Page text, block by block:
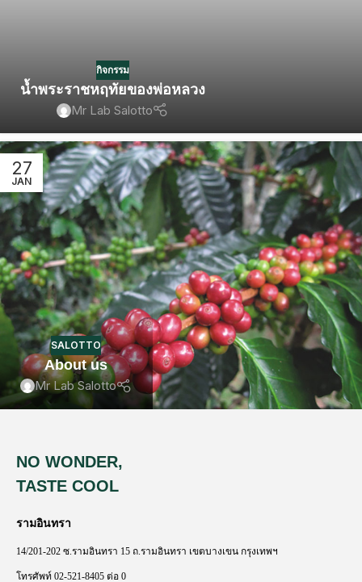
กิจกรรม
น้ำพระราชหฤทัยของพ่อหลวง
Mr Lab Salotto
27
JAN
SALOTTO
About us
Mr Lab Salotto
NO WONDER,
TASTE COOL
รามอินทรา
14/201-202 ซ รามอินทรา 15 ถ รามอินทรา เขตบางเขน กรุงเทพฯ
โทรศัพท์ 02-521-8405 ต่อ 0